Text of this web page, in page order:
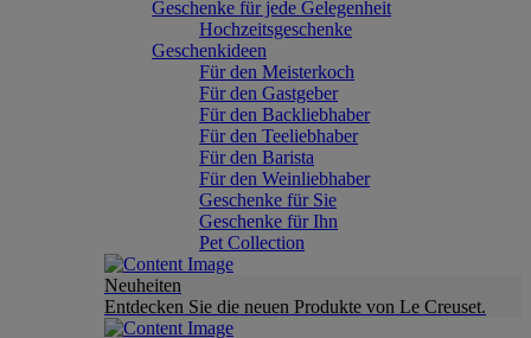
Geschenke für jede Gelegenheit
Hochzeitsgeschenke
Geschenkideen
Für den Meisterkoch
Für den Gastgeber
Für den Backliebhaber
Für den Teeliebhaber
Für den Barista
Für den Weinliebhaber
Geschenke für Sie
Geschenke für Ihn
Pet Collection
Neuheiten
Entdecken Sie die neuen Produkte von Le Creuset.